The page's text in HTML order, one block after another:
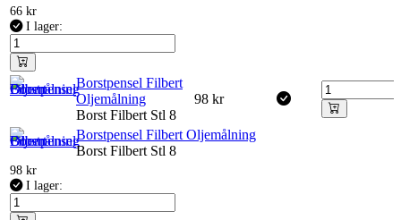
66 kr
I lager:
Borstpensel Filbert
Oljemålning
Borst Filbert Stl 8
98 kr
Borstpensel Filbert Oljemålning
Borst Filbert Stl 8
98 kr
I lager: